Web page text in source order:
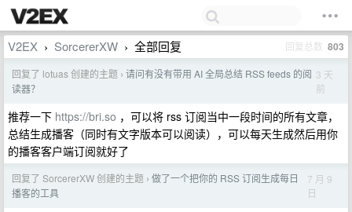
V2EX › SorcererXW › 全部回复 回复总数 803
回复了 lotuas 创建的主题 › 请问有没有带用 AI 全局总结 RSS feeds 的阅
读器？
3 天
前
推荐一下 https://bri.so ，可以将 rss 订阅当中一段时间的所有文章，
总结生成播客（同时有文字版本可以阅读），可以每天生成然后用你
的播客客户端订阅就好了
回复了 SorcererXW 创建的主题 › 做了一个把你的 RSS 订阅生成每日
播客的工具
7 月 9
日